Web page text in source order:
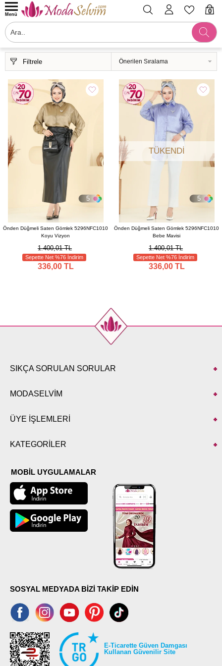
0
Menü
Filtrele
5
Önden Düğmeli Saten Gömlek 5296NFC1010
Koyu Vizyon
1.400,01 TL
Sepette Net %76 İndirim
336,00 TL
5
TÜKENDI
Önden Düğmeli Saten Gömlek 5296NFC1010
Bebe Mavisi
1.400,01 TL
Sepette Net %76 İndirim
336,00 TL
SIKÇA SORULAN SORULAR
MODASELVİM
ÜYE İŞLEMLERİ
KATEGORİLER
MOBİL UYGULAMALAR
SOSYAL MEDYADA BİZİ TAKİP EDİN
E-Ticarette Güven Damgası
Kullanan Güvenilir Site